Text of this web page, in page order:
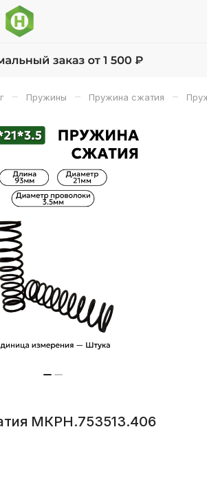
– Пружины – Пружина сжатия –
МКРН.753513.406